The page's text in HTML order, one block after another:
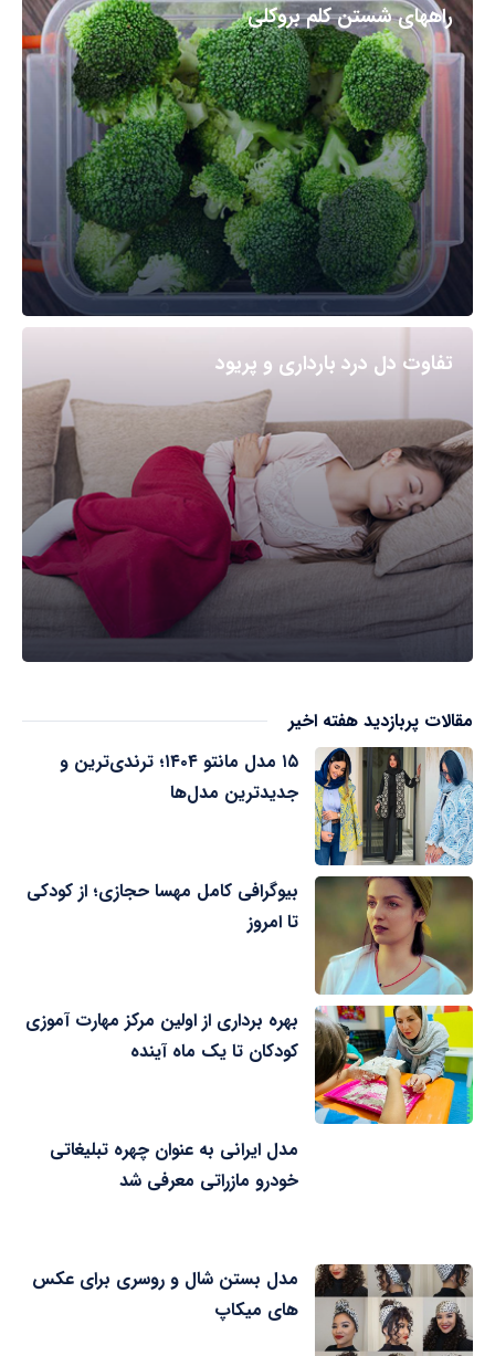
راههای شستن کلم بروکلی
تفاوت دل درد بارداری و پریود
مقالات پربازدید هفته اخیر
۱۵ مدل مانتو ۱۴۰۴؛ ترندی‌ترین و
جدیدترین مدل‌ها
بیوگرافی کامل مهسا حجازی؛ از کودکی
تا امروز
بهره برداری از اولین مرکز مهارت آموزی
کودکان تا یک ماه آینده
مدل ایرانی به عنوان چهره تبلیغاتی
خودرو مازراتی معرفی شد
مدل بستن شال و روسری برای عکس
های میکاپ